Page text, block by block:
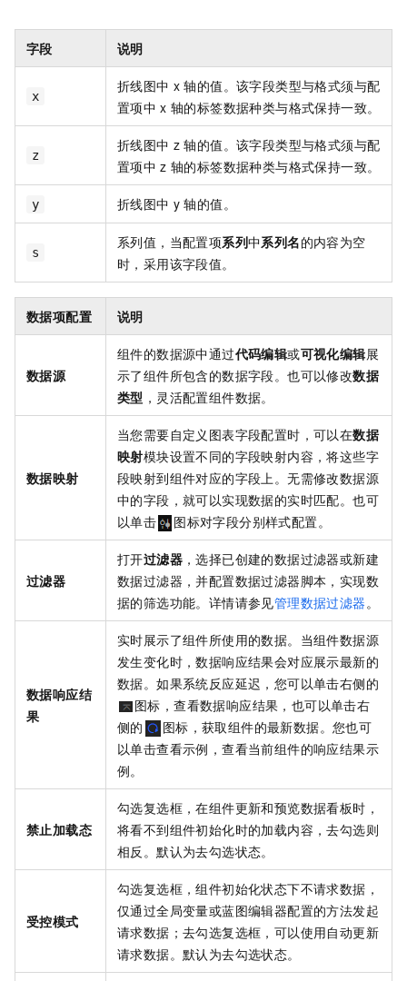
字段 说明
x
折线图中 x 轴的值。该字段类型与格式须与配
置项中 x 轴的标签数据种类与格式保持一致。
z
折线图中 z 轴的值。该字段类型与格式须与配
置项中 z 轴的标签数据种类与格式保持一致。
y 折线图中 y 轴的值。
s
系列值，当配置项系列中系列名的内容为空
时，采用该字段值。
数据项配置 说明
数据源
组件的数据源中通过代码编辑或可视化编辑展
示了组件所包含的数据字段。也可以修改数据
类型 ，灵活配置组件数据。
数据映射
当您需要自定义图表字段配置时，可以在数据
映射模块设置不同的字段映射内容，将这些字
段映射到组件对应的字段上。无需修改数据源
中的字段，就可以实现数据的实时匹配。也可
以单击
图标对字段分别样式配置。
过滤器
打开过滤器 ，选择已创建的数据过滤器或新建
数据过滤器，并配置数据过滤器脚本，实现数
据的筛选功能。详情请参见管理数据过滤器。
数据响应结
果
实时展示了组件所使用的数据。当组件数据源
发生变化时，数据响应结果会对应展示最新的
数据。如果系统反应延迟，您可以单击右侧的
图标，查看数据响应结果，也可以单击右
侧的
图标，获取组件的最新数据。您也可
以单击查看示例，查看当前组件的响应结果示
例。
禁止加载态
勾选复选框，在组件更新和预览数据看板时，
将看不到组件初始化时的加载内容，去勾选则
相反。默认为去勾选状态。
受控模式
勾选复选框，组件初始化状态下不请求数据，
仅通过全局变量或蓝图编辑器配置的方法发起
请求数据；去勾选复选框，可以使用自动更新
请求数据。默认为去勾选状态。